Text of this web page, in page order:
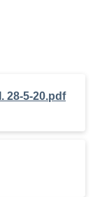
28-5-20.pdf